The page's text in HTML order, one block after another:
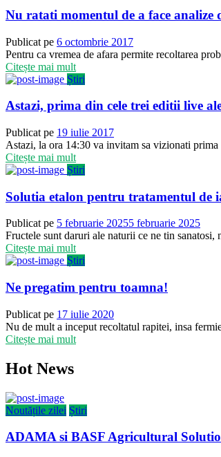
Nu ratati momentul de a face
Publicat pe 6 octombrie 2017
Pentru ca vremea de afara permite recoltarea
Citește mai mult
Știri
Astazi, prima din cele trei editii live
Publicat pe 19 iulie 2017
Astazi, la ora 14:30 va invitam sa vizionati
Citește mai mult
Știri
Solutia etalon pentru tratamentul de
Publicat pe 5 februarie 20255 februarie 2025
Fructele sunt daruri ale naturii ce ne tin sanatosi,
Citește mai mult
Știri
Ne pregatim pentru toamna!
Publicat pe 17 iulie 2020
Nu de mult a inceput recoltatul rapitei, insa
Citește mai mult
Hot News
Noutățile zilei Știri
ADAMA si BASF Agricultural